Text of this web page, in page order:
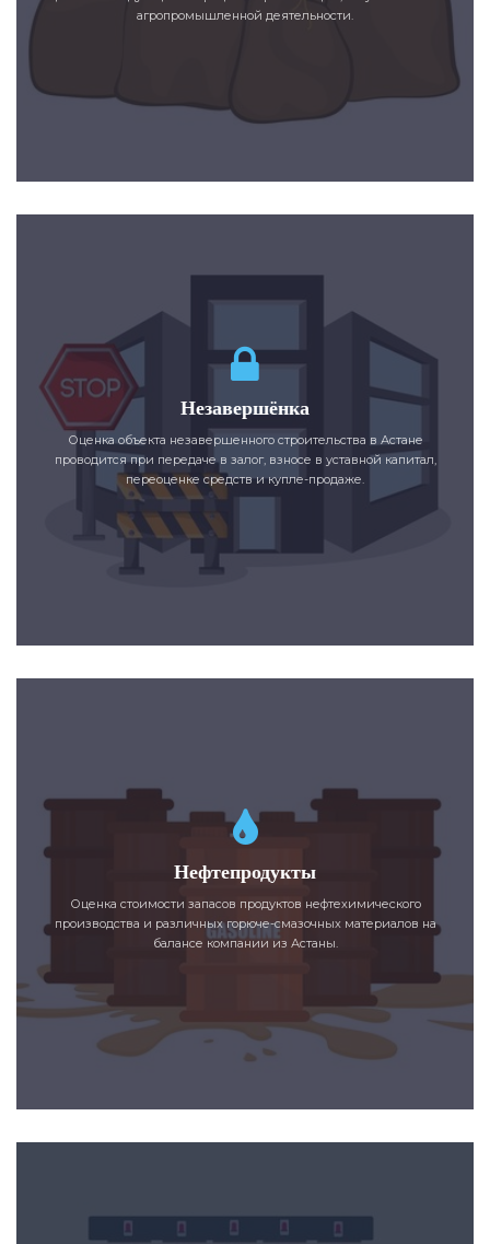
агропромышленной деятельности.
Незавершёнка
Оценка объекта незавершенного строительства в Астане
проводится при передаче в залог, взносе в уставной капитал,
переоценке средств и купле-продаже.
Нефтепродукты
Оценка стоимости запасов продуктов нефтехимического
производства и различных горюче-смазочных материалов на
балансе компании из Астаны.